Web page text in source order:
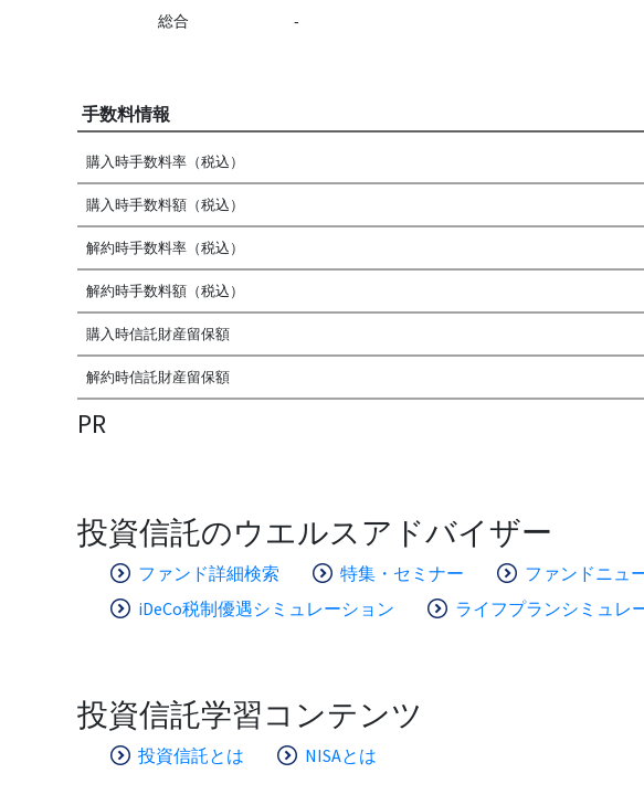
総合 -
手数料情報
購入時手数料率（税込）
購入時手数料額（税込）
解約時手数料率（税込）
解約時手数料額（税込）
購入時信託財産留保額
解約時信託財産留保額
PR
投資信託のウエルスアドバイザー
ファンド詳細検索 特集・セミナー ファンドニュ
iDeCo税制優遇シミュレーション
ライフプランシミュレ
投資信託学習コンテンツ
投資信託とは NISAとは